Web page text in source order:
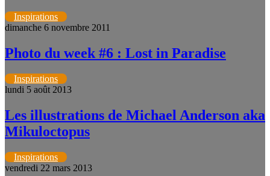
Inspirations
dimanche 6 novembre 2011
Photo du week #6 : Lost in Paradise
Inspirations
lundi 5 août 2013
Les illustrations de Michael Anderson aka
Mikuloctopus
Inspirations
vendredi 22 mars 2013